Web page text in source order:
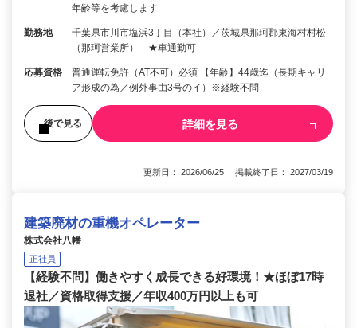
年齢等を考慮します
勤務地
千葉県市川市塩浜3丁目（本社）／茨城県那珂郡東海村村松
（那珂営業所） ★車通勤可
応募資格
普通運転免許（AT不可）必須 【年齢】44歳迄（長期キャリ
ア形成の為／例外事由3号のイ）※経験不問
後で見る 詳細を見る
更新日： 2026/06/25 掲載終了日： 2027/03/19
建築廃材の重機オペレーター
株式会社八幡
正社員
【経験不問】働きやすく成長できる好環境！★ほぼ17時
退社／資格取得支援／年収400万円以上も可